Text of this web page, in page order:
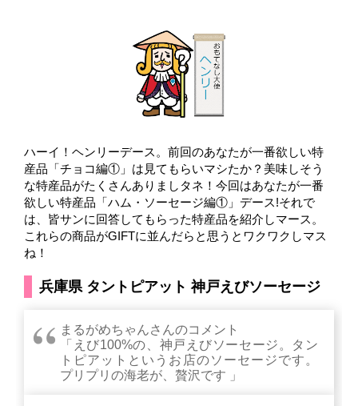
ハーイ！ヘンリーデース。前回のあなたが一番欲しい特
産品「チョコ編①」は見てもらいマシたか？美味しそう
な特産品がたくさんありましタネ！今回はあなたが一番
欲しい特産品「ハム・ソーセージ編①」デース!それで
は、皆サンに回答してもらった特産品を紹介しマース。
これらの商品がGIFTに並んだらと思うとワクワクしマス
ね！
兵庫県 タントピアット 神戸えびソーセージ
まるがめちゃんさんのコメント
「えび100%の、神戸えびソーセージ。タン
トピアットというお店のソーセージです。
プリプリの海老が、贅沢です 」